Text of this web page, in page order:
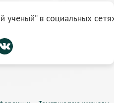
в социальных